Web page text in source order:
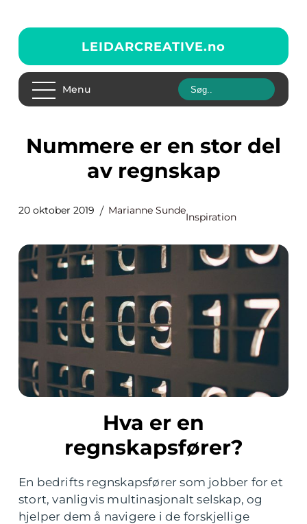
LEIDARCREATIVE.no
Menu
Nummere er en stor del
av regnskap
20 oktober 2019 Marianne Sunde
Inspiration
Hva er en
regnskapsfører?
En bedrifts regnskapsfører som jobber for et
stort, vanligvis multinasjonalt selskap, og
hjelper dem å navigere i de forskjellige